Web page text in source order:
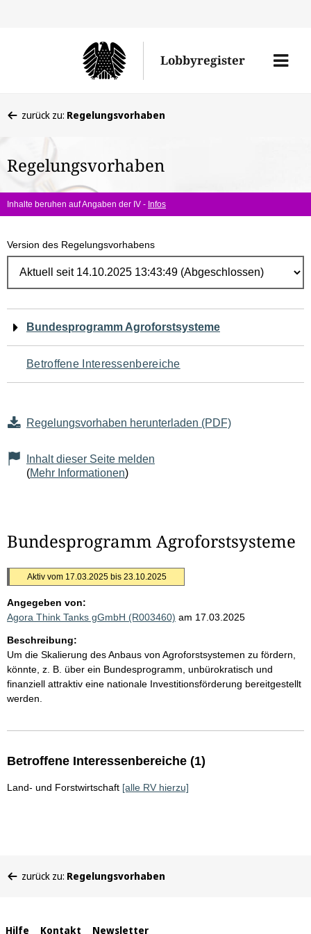
Lobbyregister
Menü
befinden
hier:
zurück zu: Regelungsvorhaben
Regelungsvorhaben
Inhalte beruhen auf Angaben der IV - Infos
Version des Regelungsvorhabens
Navigation
für
den
Seiteninhalt
Bundesprogramm Agroforstsysteme
Betroffene Interessenbereiche
Regelungsvorhaben herunterladen (PDF)
Inhalt dieser Seite melden
(Mehr Informationen)
Bundesprogramm Agroforstsysteme
Aktiv vom 17.03.2025 bis 23.10.2025
Angegeben von:
Agora Think Tanks gGmbH (R003460) am 17.03.2025
Beschreibung:
Um die Skalierung des Anbaus von Agroforstsystemen zu fördern,
könnte, z. B. über ein Bundesprogramm, unbürokratisch und
finanziell attraktiv eine nationale Investitionsförderung bereitgestellt
werden.
Betroffene Interessenbereiche (1)
Land- und Forstwirtschaft [alle RV hierzu]
befinden
zurück zu: Regelungsvorhaben
Hilfe Kontakt Newsletter